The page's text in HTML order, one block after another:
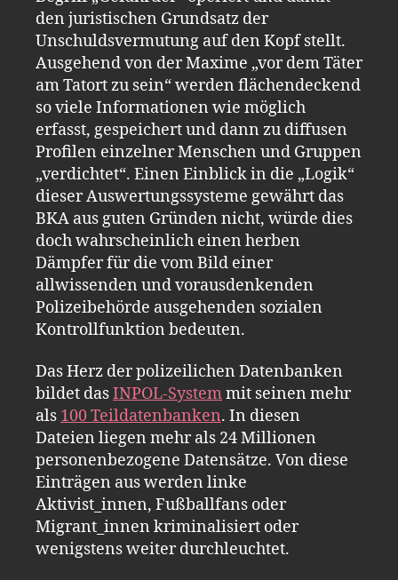
den juristischen Grundsatz der
Unschuldsvermutung auf den Kopf stellt.
Ausgehend von der Maxime „vor dem Täter
am Tatort zu sein“ werden flächendeckend
so viele Informationen wie möglich
erfasst, gespeichert und dann zu diffusen
Profilen einzelner Menschen und Gruppen
„verdichtet“. Einen Einblick in die „Logik“
dieser Auswertungssysteme gewährt das
BKA aus guten Gründen nicht, würde dies
doch wahrscheinlich einen herben
Dämpfer für die vom Bild einer
allwissenden und vorausdenkenden
Polizeibehörde ausgehenden sozialen
Kontrollfunktion bedeuten.
Das Herz der polizeilichen Datenbanken
bildet dasINPOL-Systemmit seinen mehr
als 100 Teildatenbanken. In diesen
Dateien liegen mehr als 24 Millionen
personenbezogene Datensätze. Von diese
Einträgen aus werden linke
Aktivist_innen, Fußballfans oder
Migrant_innen kriminalisiert oder
wenigstens weiter durchleuchtet.